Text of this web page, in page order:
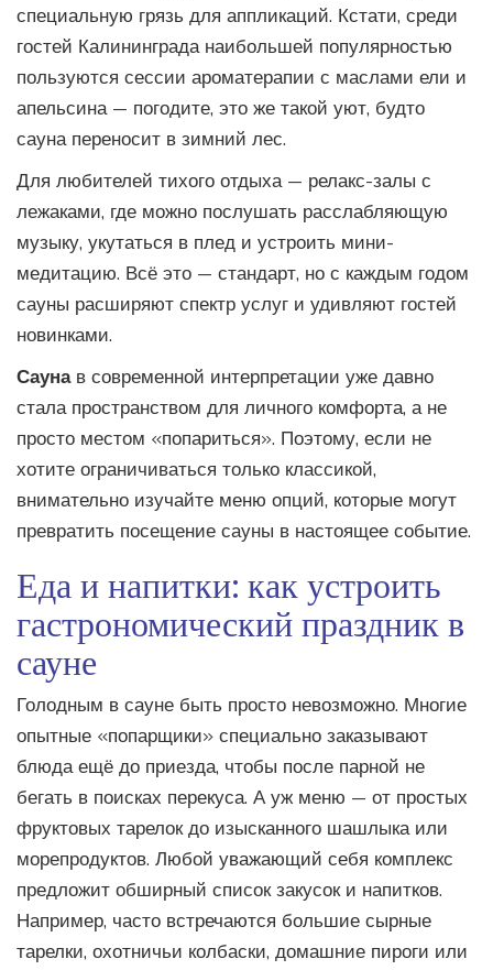
специальную грязь для аппликаций. Кстати, среди
гостей Калининграда наибольшей популярностью
пользуются сессии ароматерапии с маслами ели и
апельсина — погодите, это же такой уют, будто
сауна переносит в зимний лес.
Для любителей тихого отдыха — релакс-залы с
лежаками, где можно послушать расслабляющую
музыку, укутаться в плед и устроить мини-
медитацию. Всё это — стандарт, но с каждым годом
сауны расширяют спектр услуг и удивляют гостей
новинками.
Саунав современной интерпретации уже давно
стала пространством для личного комфорта, а не
просто местом «попариться». Поэтому, если не
хотите ограничиваться только классикой,
внимательно изучайте меню опций, которые могут
превратить посещение сауны в настоящее событие.
Еда и напитки: как устроить
гастрономический праздник в
сауне
Голодным в сауне быть просто невозможно. Многие
опытные «попарщики» специально заказывают
блюда ещё до приезда, чтобы после парной не
бегать в поисках перекуса. А уж меню — от простых
фруктовых тарелок до изысканного шашлыка или
морепродуктов. Любой уважающий себя комплекс
предложит обширный список закусок и напитков.
Например, часто встречаются большие сырные
тарелки, охотничьи колбаски, домашние пироги или